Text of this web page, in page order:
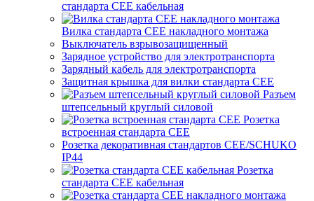
стандарта CEE кабельная
Вилка стандарта CEE накладного монтажа
Выключатель взрывозащищенный
Зарядное устройство для электротранспорта
Зарядный кабель для электротранспорта
Защитная крышка для вилки стандарта CEE
Разъем
штепсельный круглый силовой
Розетка
встроенная стандарта CEE
Розетка декоративная стандартов CEE/SCHUKO
IP44
Розетка
стандарта СЕЕ кабельная